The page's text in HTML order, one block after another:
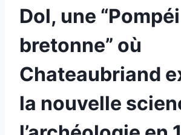
Dol, une “Pompéi
bretonne” où
Chateaubriand
la nouvelle